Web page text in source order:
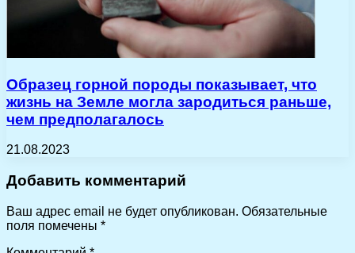
Образец горной породы показывает, что
жизнь на Земле могла зародиться раньше,
чем предполагалось
21.08.2023
Добавить комментарий
Ваш адрес email не будет опубликован. Обязательные
поля помечены *